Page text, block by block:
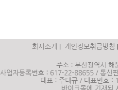
회사소개 개인정보취급방침
주소 : 부산광역시
사업자등록번호 : 617-22-88655 / 통신
대표 : 주대규 / 대표번호 :
바이크몰에 기재된